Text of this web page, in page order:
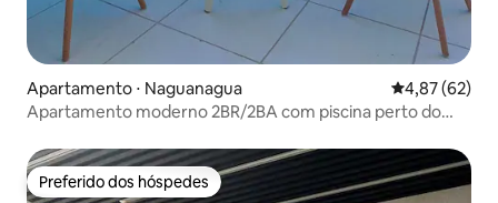
Apartamento ⋅ Naguanagua 4,87 de uma
4,87 (62)
Apartamento moderno 2BR/2BA com piscina perto do
Preferido dos hóspedes
Preferido dos hóspedes